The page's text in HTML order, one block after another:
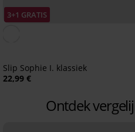
3+1 GRATIS
Slip Sophie I. klassiek
22,99 €
Ontdek